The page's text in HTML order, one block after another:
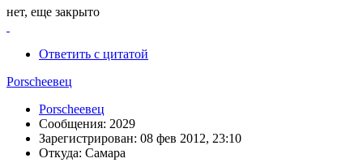
нет, еще закрыто
Ответить с цитатой
Porscheeвец
Porscheeвец
Сообщения: 2029
Зарегистрирован: 08 фев 2012, 23:10
Откуда: Самара